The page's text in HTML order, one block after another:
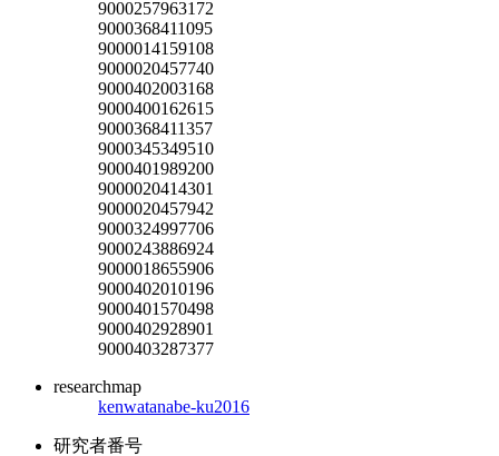
9000257963172
9000368411095
9000014159108
9000020457740
9000402003168
9000400162615
9000368411357
9000345349510
9000401989200
9000020414301
9000020457942
9000324997706
9000243886924
9000018655906
9000402010196
9000401570498
9000402928901
9000403287377
researchmap
kenwatanabe-ku2016
研究者番号